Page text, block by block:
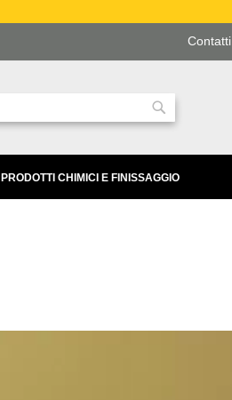
Contatti
Ricerca
PRODOTTI CHIMICI E FINISSAGGIO